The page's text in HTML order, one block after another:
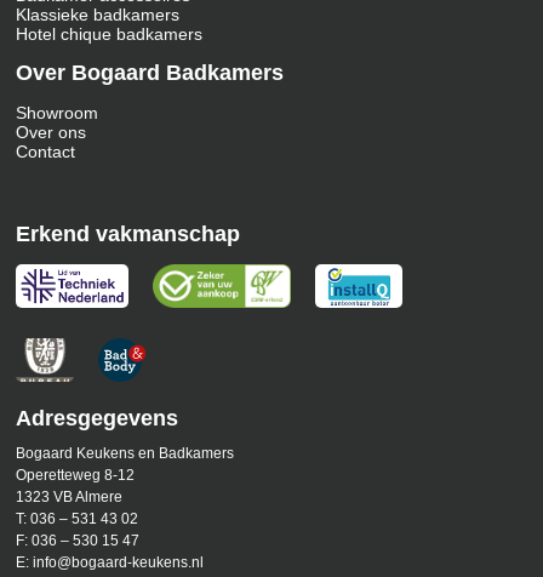
Klassieke badkamers
Hotel chique badkamers
Over Bogaard Badkamers
Showroom
Over ons
Contact
Erkend vakmanschap
Adresgegevens
Bogaard Keukens en Badkamers
Operetteweg 8-12
1323 VB Almere
T:036 – 531 43 02
F:036 – 530 15 47
E:info@bogaard-keukens.nl